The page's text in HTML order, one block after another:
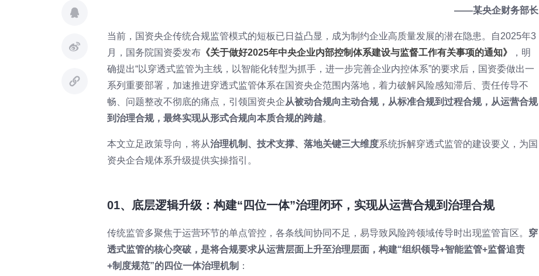
——某央企财务部长
当前，国资央企传统合规监管模式的短板已日益凸显，成为制约企业高质量发展的潜在隐患。自2025年3
月，国务院国资委发布《关于做好2025年中央企业内部控制体系建设与监督工作有关事项的通知》
，明
确提出“以穿透式监管为主线，以智能化转型为抓手，进一步完善企业内控体系”的要求后，国资委做出一
系列重要部署，加速推进穿透式监管体系在国资央企范围内落地，着力破解风险感知滞后、责任传导不
畅、问题整改不彻底的痛点，引领国资央企从被动合规向主动合规，从标准合规到过程合规，从运营合规
到治理合规，最终实现从形式合规向本质合规的跨越。
本文立足政策导向，将从治理机制、技术支撑、落地关键三大维度系统拆解穿透式监管的建设要义，为国
资央企合规体系升级提供实操指引。
01、底层逻辑升级：构建“四位一体”治理闭环，实现从运营合规到治理合规
传统监管多聚焦于运营环节的单点管控，各条线间协同不足，易导致风险跨领域传导时出现监管盲区。 穿
透式监管的核心突破，是将合规要求从运营层面上升至治理层面，构建“组织领导+智能监管+监督追责
+制度规范”的四位一体治理机制 ：